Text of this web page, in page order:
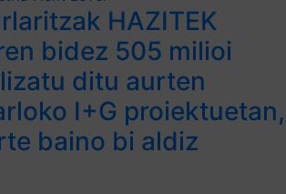
HAZITEK
bidez 505 milioi
ditu aurten
I+G proiektuetan,
baino bi aldiz